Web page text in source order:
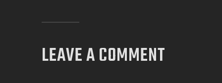
LEAVE A COMMENT